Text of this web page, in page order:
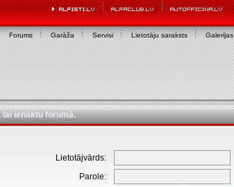
Forums Garāža Servisi Lietotāju saraksts Galerijas
lai ienāktu forumā.
Lietotājvārds:
Parole: